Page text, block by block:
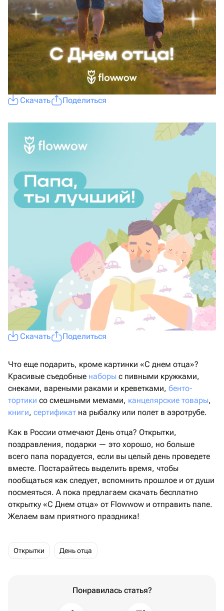
Скачать Поделиться
Скачать Поделиться
Что еще подарить, кроме картинки «С днем отца»?
Красивые съедобные наборы с пивными кружками,
снеками, вареными раками и креветками, бенто-
тортики со смешными мемами, канцелярские товары,
книги, сертификат на рыбалку или полет в аэротрубе.
Как в России отмечают День отца? Открытки,
поздравления, подарки — это хорошо, но больше
всего папа порадуется, если вы целый день проведете
вместе. Постарайтесь выделить время, чтобы
пообщаться как следует, вспомнить прошлое и от души
посмеяться. А пока предлагаем скачать бесплатно
открытку «С Днем отца» от Flowwow и отправить папе.
Желаем вам приятного праздника!
Открытки День отца
Понравилась статья?